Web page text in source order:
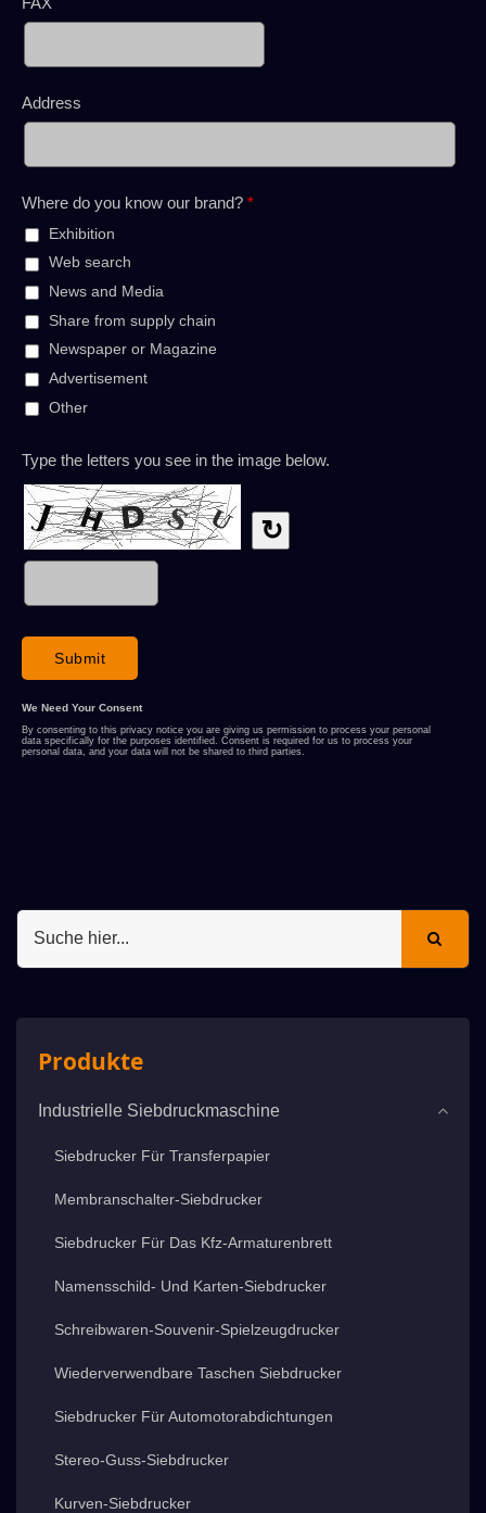
Produkte
Industrielle Siebdruckmaschine
Siebdrucker Für Transferpapier
Membranschalter-Siebdrucker
Siebdrucker Für Das Kfz-Armaturenbrett
Namensschild- Und Karten-Siebdrucker
Schreibwaren-Souvenir-Spielzeugdrucker
Wiederverwendbare Taschen Siebdrucker
Siebdrucker Für Automotorabdichtungen
Stereo-Guss-Siebdrucker
Kurven-Siebdrucker